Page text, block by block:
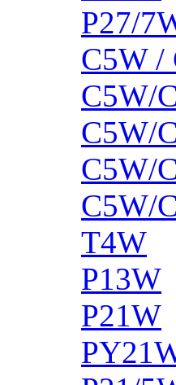
P27/
C5W /
C5W/
C5W/
C5W/
C5W/
T4W
P13W
P21W